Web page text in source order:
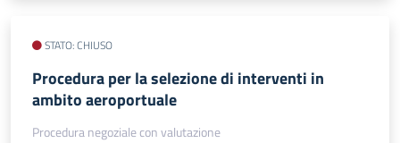
STATO: CHIUSO
Procedura per la selezione di interventi in
ambito aeroportuale
Procedura negoziale con valutazione